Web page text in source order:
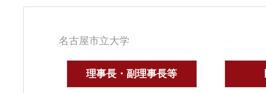
名古屋市立大学
理事長・副理事長等